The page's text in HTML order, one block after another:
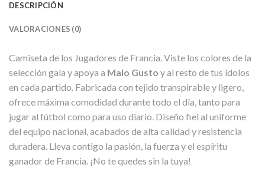
DESCRIPCIÓN
VALORACIONES (0)
Camiseta de los Jugadores de Francia. Viste los colores de la
selección gala y apoya a Malo Gusto y al resto de tus ídolos
en cada partido. Fabricada con tejido transpirable y ligero,
ofrece máxima comodidad durante todo el día, tanto para
jugar al fútbol como para uso diario. Diseño fiel al uniforme
del equipo nacional, acabados de alta calidad y resistencia
duradera. Lleva contigo la pasión, la fuerza y el espíritu
ganador de Francia. ¡No te quedes sin la tuya!